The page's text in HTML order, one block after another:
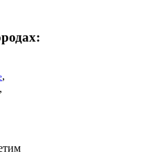
,
,